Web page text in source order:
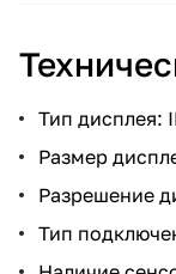
Тип дисплея:
Размер
Разрешение
Тип